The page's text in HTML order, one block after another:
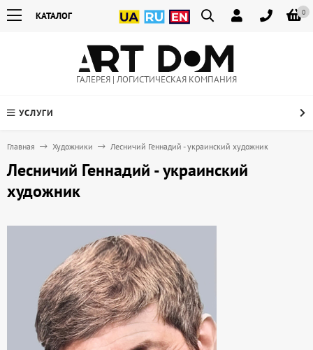
0
КАТАЛОГ
ГАЛЕРЕЯ | ЛОГИСТИЧЕСКАЯ КОМПАНИЯ
УСЛУГИ
Главная Художники Лесничий Геннадий - украинский художник
Лесничий Геннадий - украинский
художник